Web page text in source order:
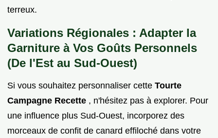
terreux.
Variations Régionales : Adapter la
Garniture à Vos Goûts Personnels
(De l'Est au Sud-Ouest)
Si vous souhaitez personnaliser cette Tourte
Campagne Recette , n'hésitez pas à explorer. Pour
une influence plus Sud-Ouest, incorporez des
morceaux de confit de canard effiloché dans votre